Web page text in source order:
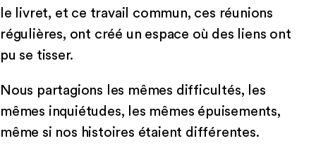
le livret, et ce travail commun, ces réunions
régulières, ont créé un espace où des liens ont
pu se tisser.
Nous partagions les mêmes difficultés, les
mêmes inquiétudes, les mêmes épuisements,
même si nos histoires étaient différentes.